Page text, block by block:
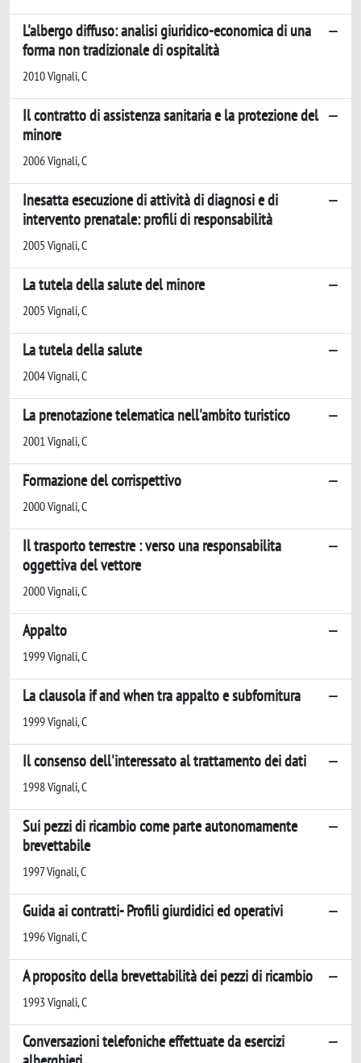
L'albergo diffuso: analisi giuridico-economica di una
forma non tradizionale di ospitalità
2010 Vignali, C
Il contratto di assistenza sanitaria e la protezione del
minore
2006 Vignali, C
Inesatta esecuzione di attività di diagnosi e di
intervento prenatale: profili di responsabilità
2005 Vignali, C
La tutela della salute del minore
2005 Vignali, C
La tutela della salute
2004 Vignali, C
La prenotazione telematica nell'ambito turistico
2001 Vignali, C
Formazione del corrispettivo
2000 Vignali, C
Il trasporto terrestre : verso una responsabilita
oggettiva del vettore
2000 Vignali, C
Appalto
1999 Vignali, C
La clausola if and when tra appalto e subfornitura
1999 Vignali, C
Il consenso dell'interessato al trattamento dei dati
1998 Vignali, C
Sui pezzi di ricambio come parte autonomamente
brevettabile
1997 Vignali, C
Guida ai contratti- Profili giurdidici ed operativi
1996 Vignali, C
A proposito della brevettabilità dei pezzi di ricambio
1993 Vignali, C
Conversazioni telefoniche effettuate da esercizi